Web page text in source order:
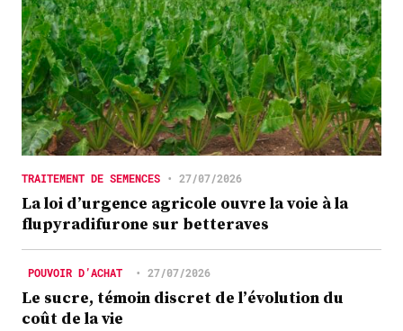
TRAITEMENT DE SEMENCES • 27/07/2026
La loi d’urgence agricole ouvre la voie à la
flupyradifurone sur betteraves
POUVOIR D’ACHAT • 27/07/2026
Le sucre, témoin discret de l’évolution du
coût de la vie